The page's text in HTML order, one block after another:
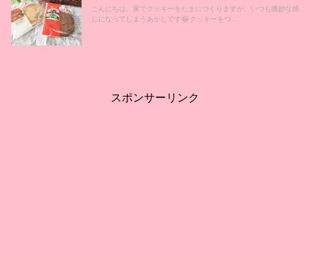
こんにちは。家でクッキーをたまにつくりますが、いつも微妙な感
じになってしまうあかしです😂クッキーをつ...
スポンサーリンク